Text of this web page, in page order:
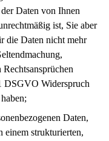
Daten von Ihnen
ist, Sie aber
die Daten nicht mehr
DSGVO Widerspruch
Daten,
einem strukturierten,